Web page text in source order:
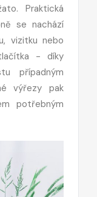
Praktická
se nachází
vizitku nebo
- díky
případným
výřezy pak
potřebným